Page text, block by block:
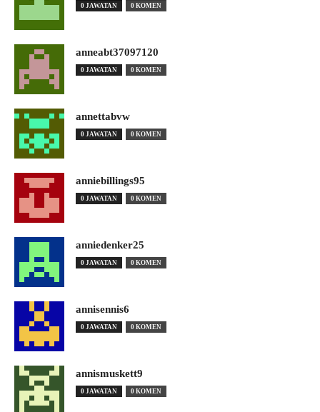
0 JAWATAN 0 KOMEN
anneabt37097120
0 JAWATAN 0 KOMEN
annettabvw
0 JAWATAN 0 KOMEN
anniebillings95
0 JAWATAN 0 KOMEN
anniedenker25
0 JAWATAN 0 KOMEN
annisennis6
0 JAWATAN 0 KOMEN
annismuskett9
0 JAWATAN 0 KOMEN